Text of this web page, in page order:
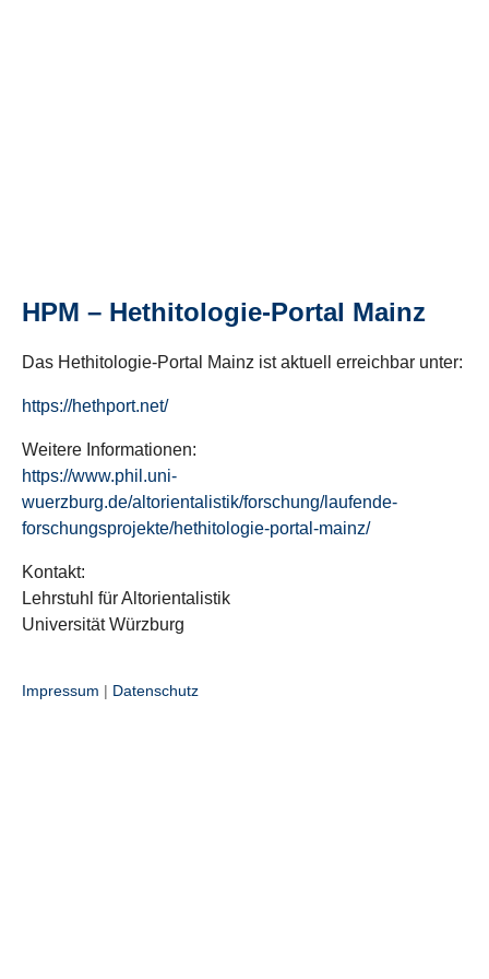
HPM – Hethitologie-Portal Mainz
Das Hethitologie-Portal Mainz ist aktuell erreichbar unter:
https://hethport.net/
Weitere Informationen:
https://www.phil.uni-
wuerzburg.de/altorientalistik/forschung/laufende-
forschungsprojekte/hethitologie-portal-mainz/
Kontakt:
Lehrstuhl für Altorientalistik
Universität Würzburg
Impressum | Datenschutz